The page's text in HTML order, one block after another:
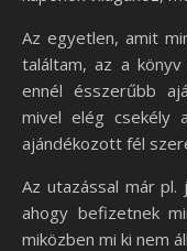
Az egyetlen, amit
találtam, az a
ennél ésszerűbb
mivel elég csekély
ajándékozott fél
Az utazással már pl.
ahogy befizetnek
miközben mi ki nem